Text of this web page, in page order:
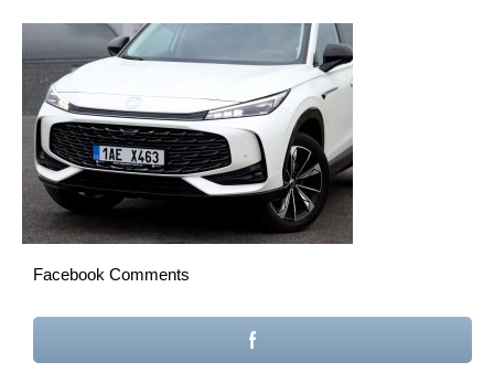
Facebook Comments